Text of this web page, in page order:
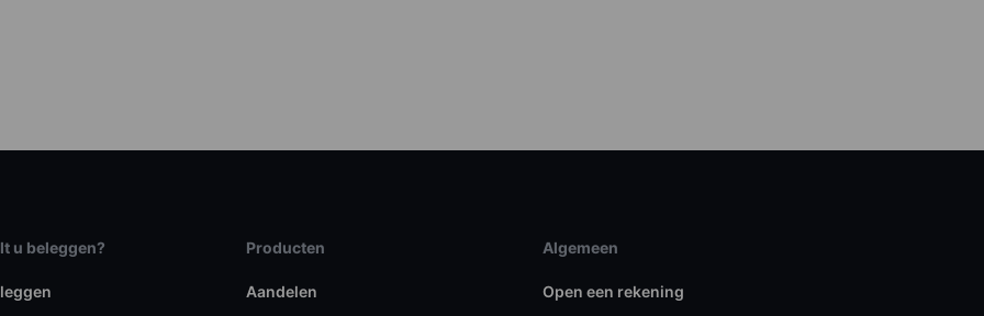
u beleggen? Producten
Aandelen
Algemeen
Open een rekening